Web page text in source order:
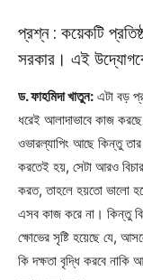
প্রশ্ন : কয়েকটি
সরকার। এই
ড. ফাহমিদা খাতুন: এটা বড়
ধরেই আলাদাভাবে কাজ
ওভারল্যাপিং আছে কিন্তু
করতেই হয়, সেটা আরও
করত, তাহলে হয়তো ভালো
এসব কাজ করে না। কিন্তু
ক্ষোভের সৃষ্টি হয়েছে যে,
কি দক্ষতা বৃদ্ধি করবে